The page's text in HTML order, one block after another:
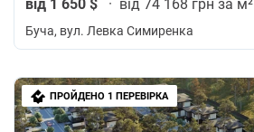
від 1 650 $ · від 74 168 грн за м²
Буча, вул. Левка Симиренка
ПРОЙДЕНО 1 ПЕРЕВІРКА